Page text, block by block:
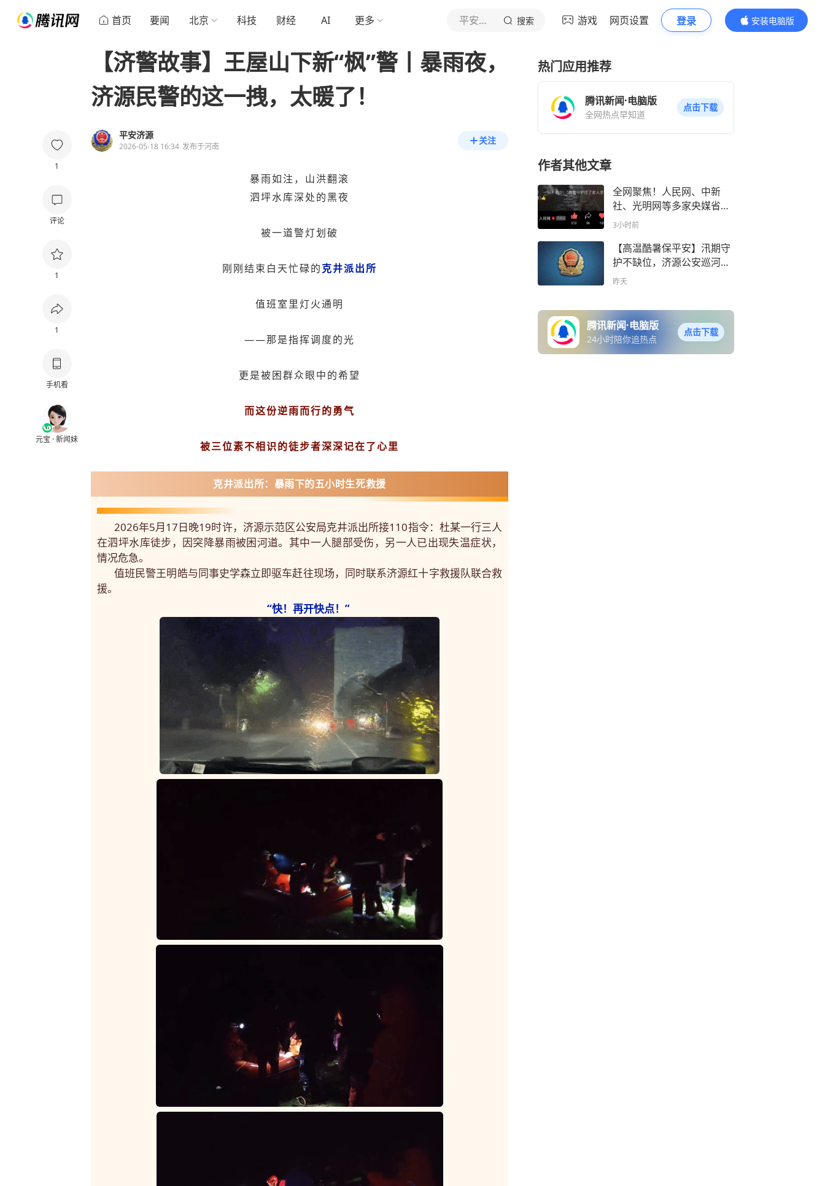
首页 要闻 北京 科技 财经 AI 更多 平安济源 搜索 游戏 网页设置 登录
安装电脑版
内容更精彩
1
评论
1
1
手机看
元宝 · 新闻妹
【济警故事】王屋山下新“枫”警丨暴雨夜，
济源民警的这一拽，太暖了！
平安济源
2026-05-18 16:34 发布于河南
关注
暴雨如注，山洪翻滚
泗坪水库深处的黑夜
被一道警灯划破
刚刚结束白天忙碌的克井派出所
值班室里灯火通明
——那是指挥调度的光
更是被困群众眼中的希望
而这份逆雨而行的勇气
被三位素不相识的徒步者深深记在了心里
克井派出所：暴雨下的五小时生死救援
2026年5月17日晚19时许，济源示范区公安局克井派出所接110指令：杜某一行三人
在泗坪水库徒步，因突降暴雨被困河道。其中一人腿部受伤，另一人已出现失温症状，
情况危急。
值班民警王明皓与同事史学森立即驱车赶往现场，同时联系济源红十字救援队联合救
援。
“快！再开快点！”
热门应用推荐
腾讯新闻·电脑版
全网热点早知道
点击下载
作者其他文章
全网聚焦！人民网、中新
社、光明网等多家央媒省媒
关注济源公安
3小时前
【高温酷暑保平安】汛期守
护不缺位，济源公安巡河护
民安
昨天
腾讯新闻·电脑版
24小时陪你追热点
点击下载